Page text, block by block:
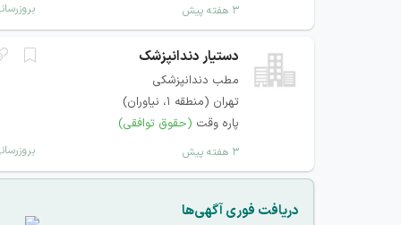
۳ هفته پیش
دستیار دندانپزشک
مطب دندانپزشکی
تهران (منطقه ۱، نیاوران)
پاره وقت (حقوق توافقی)
۳ هفته پیش
دریافت فوری آگهی‌ها